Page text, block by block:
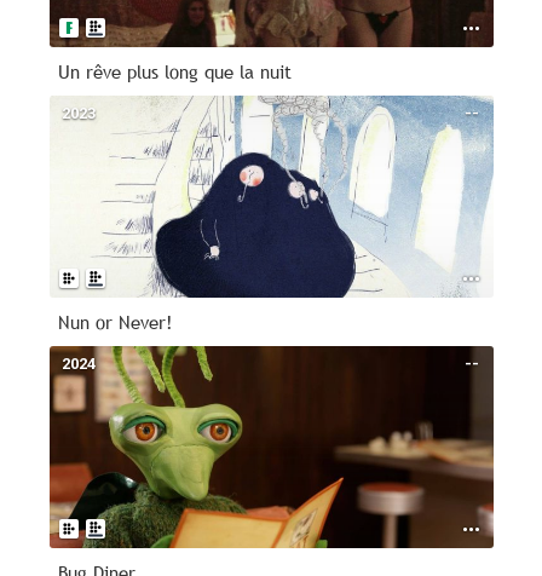
Un rêve plus long que la nuit
--
2023
Nun or Never!
--
2024